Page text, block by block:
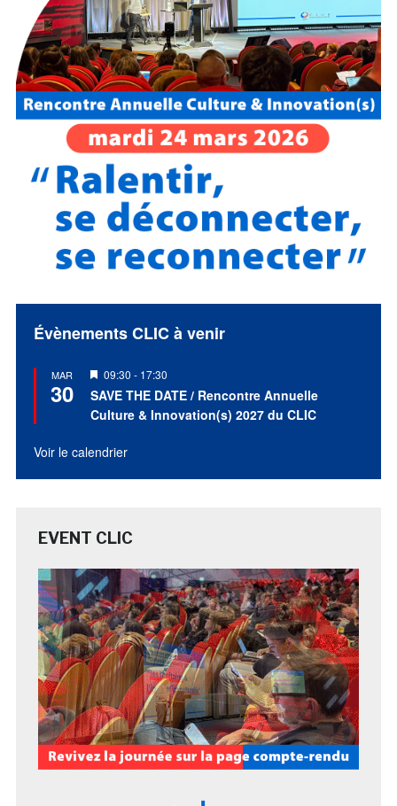
Évènements CLIC à venir
MAR
30
Mis
en
avant
09:30 - 17:30
SAVE THE DATE / Rencontre Annuelle
Culture & Innovation(s) 2027 du CLIC
Voir le calendrier
EVENT CLIC